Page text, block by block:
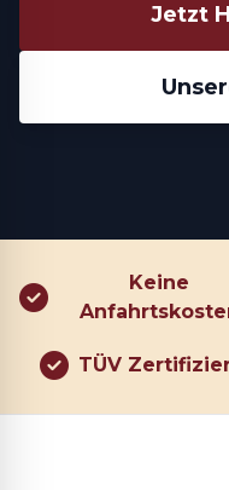
Jetzt
Keine
TÜV